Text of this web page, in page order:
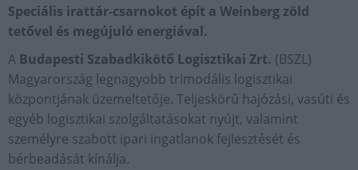
Speciális irattár-csarnokot épít a Weinberg zöld
tetővel és megújuló energiával.
A Budapesti Szabadkikötő Logisztikai Zrt. (BSZL)
Magyarország legnagyobb trimodális logisztikai
központjának üzemeltetője. Teljeskörű hajózási, vasúti és
egyéb logisztikai szolgáltatásokat nyújt, valamint
személyre szabott ipari ingatlanok fejlesztését és
bérbeadását kínálja.